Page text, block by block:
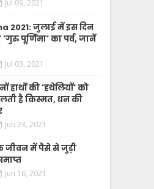
Jul 09, 2021
2021: जुलाई में इस दिन
पूर्णिमा' का पर्व, जानें
Jul 03, 2021
हाथों की 'हथेलियों' को
है किस्मत, धन की
Jun 23, 2021
जीवन में पैसे से जुड़ी
Jun 16, 2021